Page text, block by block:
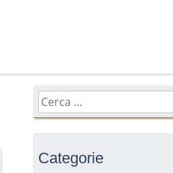
Ricerca
per:
Categorie